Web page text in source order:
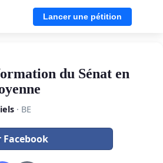
Lancer une pétition
du Sénat en
· BE